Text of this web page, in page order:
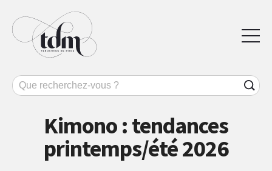
Kimono : tendances
printemps/été 2026